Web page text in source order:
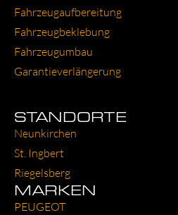
Fahr­zeug­auf­be­rei­tung
Fahr­zeug­be­kle­bung
Fahr­zeug­um­bau
Garantie­verlängerung
STANDORTE
Neun­kir­chen
St. Ing­bert
Rie­gels­berg
MARKEN
PEU­GEOT